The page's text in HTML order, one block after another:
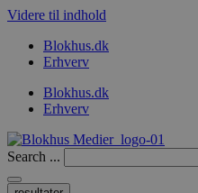
Videre til indhold
Blokhus.dk
Erhverv
Blokhus.dk
Erhverv
Search ...